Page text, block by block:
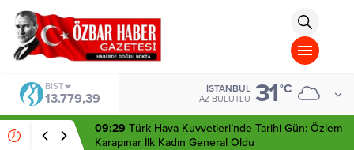
islami
chat
omegla
türk
sohbet
cinsel
sohbet
dini
chat
BIST
13.779,39
İSTANBUL
AZ BULUTLU 31°C
09:29 Türk Hava Kuvvetleri’nde Tarihi Gün: Özlem
Karapınar İlk Kadın General Oldu